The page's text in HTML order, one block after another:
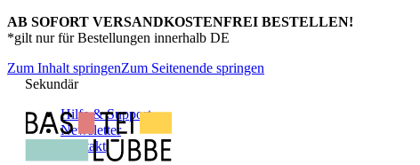
AB SOFORT VERSANDKOSTENFREI BESTELLEN!
*gilt nur für Bestellungen innerhalb DE
Zum Inhalt springenZum Seitenende springen
Sekundär
Hilfe & Support
Newsletter
Kontakt